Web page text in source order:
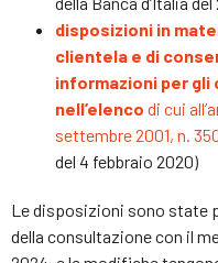
disposizioni in
clientela e di
informazioni per
nell’elenco di cui
settembre 2001, n.
del 4 febbraio 2020)
Le disposizioni sono state
della consultazione con il